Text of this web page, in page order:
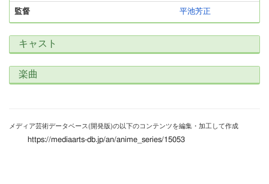
監督 平池芳正
キャスト
楽曲
メディア芸術データベース(開発版)の以下のコンテンツを編集・加工して作成
https://mediaarts-db.jp/an/anime_series/15053